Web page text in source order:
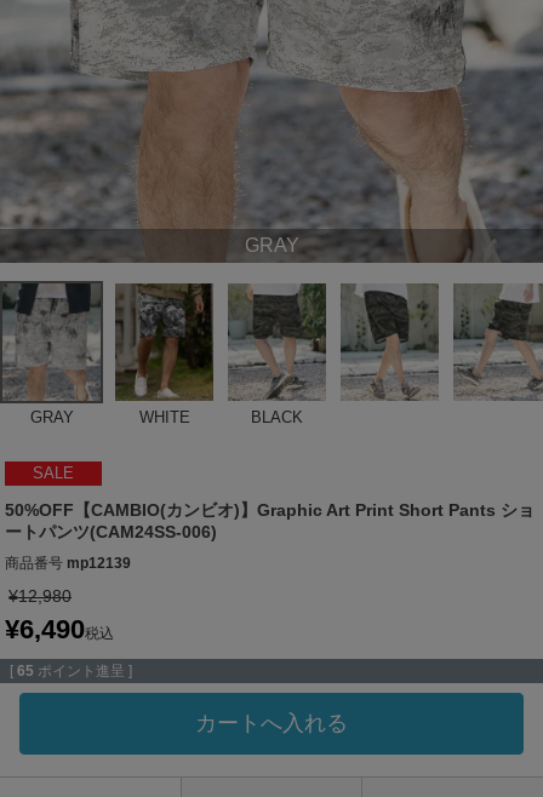
GRAY
GRAY WHITE BLACK
SALE
50%OFF【CAMBIO(カンビオ)】Graphic Art Print Short Pants ショ
ートパンツ(CAM24SS-006)
商品番号 mp12139
¥12,980
¥6,490税込
[ 65 ポイント進呈 ]
カートへ入れる